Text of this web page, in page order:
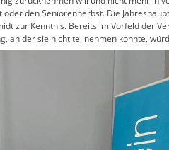
den Seniorenherbst. Die
zur Kenntnis. Bereits im Vorfeld der
an der sie nicht teilnehmen konnte,